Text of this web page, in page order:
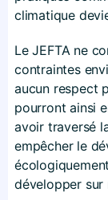
climatique
Le JEFTA ne
contraintes
aucun respect
pourront ainsi
avoir traversé
empêcher le
développer